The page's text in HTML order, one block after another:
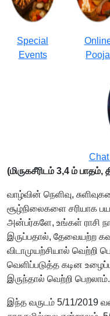
Special
Events
Pooja
(மிருகசீரிடம் 3,4 ம் பாதம்,
வாழ்வின் நெளிவு,
சூழ்நிலைகளை சரியாக
அன்பர்களே, உங்கள் ராசி
இருப்பதால், தேவையற்ற
விடாமுயற்சியால் வெற்றி
வெளிப்படுத்த கடின
இருந்தால் வெற்றி பெறலாம்.
இந்த வருடம் 5/11/2019